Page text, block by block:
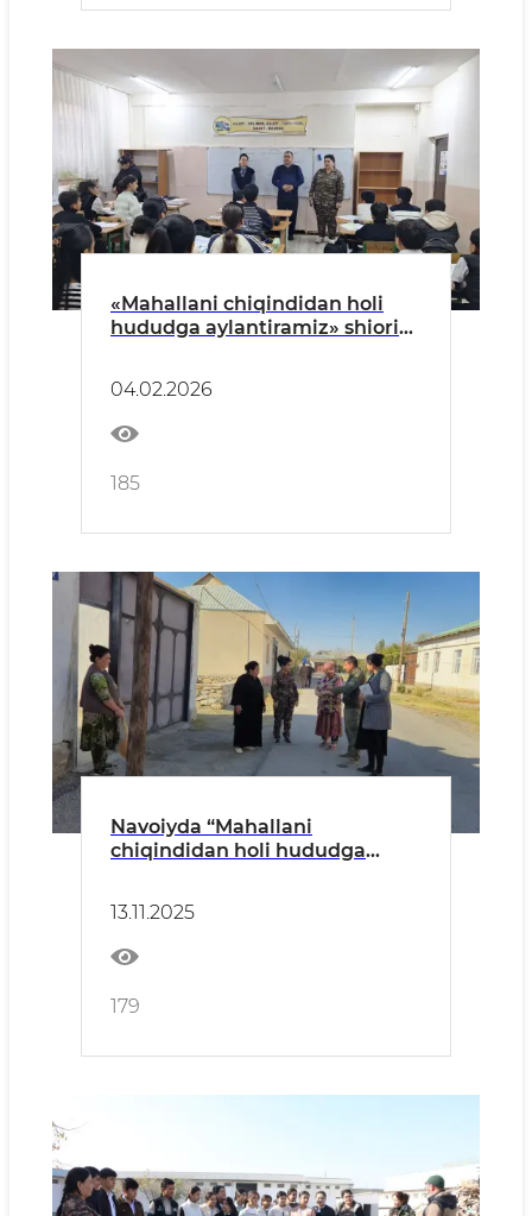
«Mahallani chiqindidan holi
hududga aylantiramiz» shiori
04.02.2026
185
Navoiyda “Mahallani
chiqindidan holi hududga
13.11.2025
179